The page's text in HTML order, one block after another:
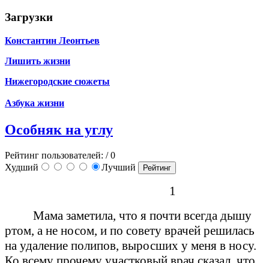
Загрузки
Константин Леонтьев
Лишить жизни
Нижегородские сюжеты
Азбука жизни
Особняк на углу
Рейтинг пользователей: / 0
Худший
Лучший
1
Мама заметила, что я почти всегда дышу
ртом, а не носом, и по совету врачей решилась
на удаление полипов, выросших у меня в носу.